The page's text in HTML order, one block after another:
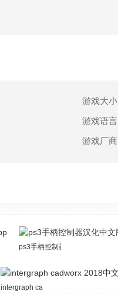
游戏大
游戏语
游戏厂商
ps3手柄控制器汉化中文版
intergraph cadworx 2018中文破解版